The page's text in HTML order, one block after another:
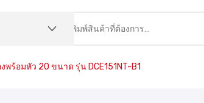
พร้อมหัว 20 ขนาด รุ่น DCE151NT-B1